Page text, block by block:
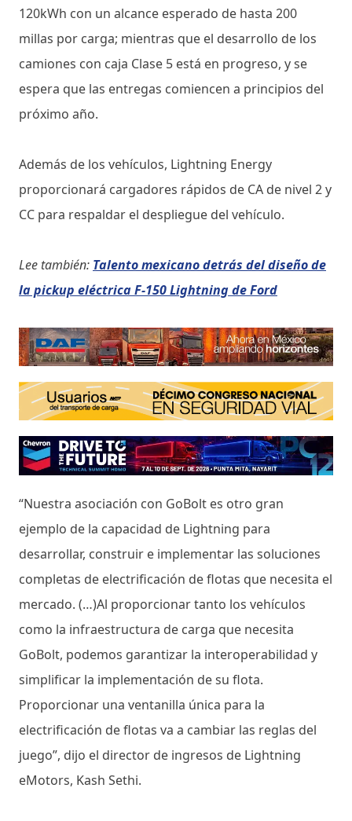
120kWh con un alcance esperado de hasta 200
millas por carga; mientras que el desarrollo de los
camiones con caja Clase 5 está en progreso, y se
espera que las entregas comiencen a principios del
próximo año.
Además de los vehículos, Lightning Energy
proporcionará cargadores rápidos de CA de nivel 2 y
CC para respaldar el despliegue del vehículo.
Lee también: Talento mexicano detrás del diseño de
la pickup eléctrica F-150 Lightning de Ford
“Nuestra asociación con GoBolt es otro gran
ejemplo de la capacidad de Lightning para
desarrollar, construir e implementar las soluciones
completas de electrificación de flotas que necesita el
mercado. (…)Al proporcionar tanto los vehículos
como la infraestructura de carga que necesita
GoBolt, podemos garantizar la interoperabilidad y
simplificar la implementación de su flota.
Proporcionar una ventanilla única para la
electrificación de flotas va a cambiar las reglas del
juego”, dijo el director de ingresos de Lightning
eMotors, Kash Sethi.